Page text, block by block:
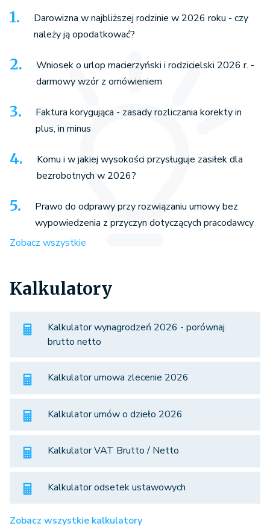
Darowizna w najbliższej rodzinie w 2026 roku - czy
należy ją opodatkować?
Wniosek o urlop macierzyński i rodzicielski 2026 r. -
darmowy wzór z omówieniem
Faktura korygująca - zasady rozliczania korekty in
plus, in minus
Komu i w jakiej wysokości przysługuje zasiłek dla
bezrobotnych w 2026?
Prawo do odprawy przy rozwiązaniu umowy bez
wypowiedzenia z przyczyn dotyczących pracodawcy
Zobacz wszystkie
Kalkulatory
Kalkulator wynagrodzeń 2026 - porównaj
brutto netto
Kalkulator umowa zlecenie 2026
Kalkulator umów o dzieło 2026
Kalkulator VAT Brutto / Netto
Kalkulator odsetek ustawowych
Zobacz wszystkie kalkulatory